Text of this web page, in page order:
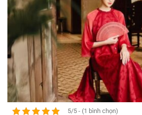
5/5 - (1 bình chọn)